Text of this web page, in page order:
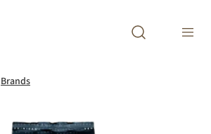
Brands